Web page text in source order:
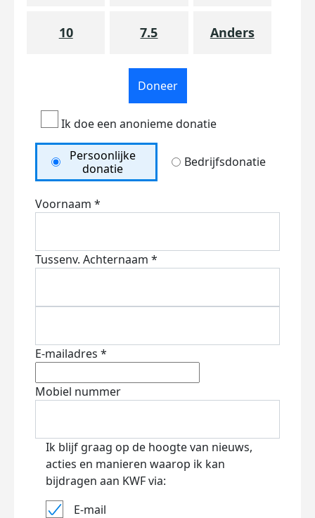
10 7.5 Anders
Doneer
Ik doe een anonieme donatie
Persoonlijke
donatie
Bedrijfsdonatie
Voornaam *
Tussenv. Achternaam *
E-mailadres *
Mobiel nummer
Ik blijf graag op de hoogte van nieuws,
acties en manieren waarop ik kan
bijdragen aan KWF via:
E-mail